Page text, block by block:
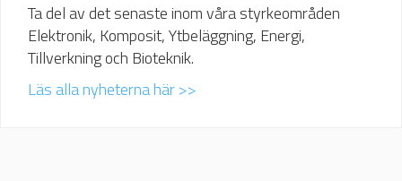
Ta del av det senaste inom våra styrkeområden
Elektronik, Komposit, Ytbeläggning, Energi,
Tillverkning och Bioteknik.
Läs alla nyheterna här >>